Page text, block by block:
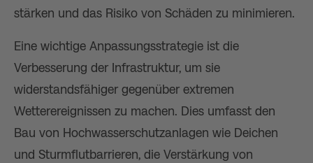
stärken und das Risiko von Schäden zu minimieren.
Eine wichtige Anpassungsstrategie ist die
Verbesserung der Infrastruktur, um sie
widerstandsfähiger gegenüber extremen
Wetterereignissen zu machen. Dies umfasst den
Bau von Hochwasserschutzanlagen wie Deichen
und Sturmflutbarrieren, die Verstärkung von